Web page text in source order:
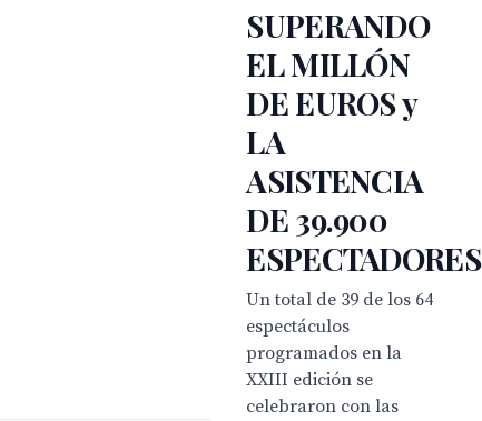
SUPERANDO
EL MILLÓN
DE EUROS y
LA
ASISTENCIA
DE 39.900
ESPECTADORES
Un total de 39 de los 64
espectáculos
programados en la
XXIII edición se
celebraron con las